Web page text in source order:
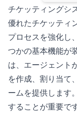
チケッティングシ
優れたチケッティ
プロセスを強化し
つかの基本機能が
は、エージェント
を作成、割り当て
ームを提供します
することが重要で